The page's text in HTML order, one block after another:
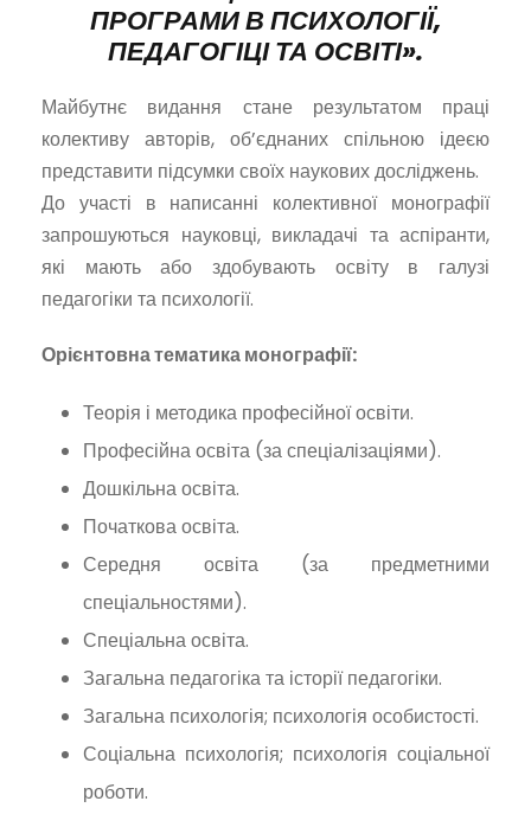
ПРОГРАМИ В ПСИХОЛОГІЇ,
ПЕДАГОГІЦІ ТА ОСВІТІ».
Майбутнє видання стане результатом праці
колективу авторів, об’єднаних спільною ідеєю
представити підсумки своїх наукових досліджень.
До участі в написанні колективної монографії
запрошуються науковці, викладачі та аспіранти,
які мають або здобувають освіту в галузі
педагогіки та психології.
Орієнтовна тематика монографії:
Теорія і методика професійної освіти.
Професійна освіта (за спеціалізаціями).
Дошкільна освіта.
Початкова освіта.
Середня освіта (за предметними
спеціальностями).
Спеціальна освіта.
Загальна педагогіка та історії педагогіки.
Загальна психологія; психологія особистості.
Соціальна психологія; психологія соціальної
роботи.